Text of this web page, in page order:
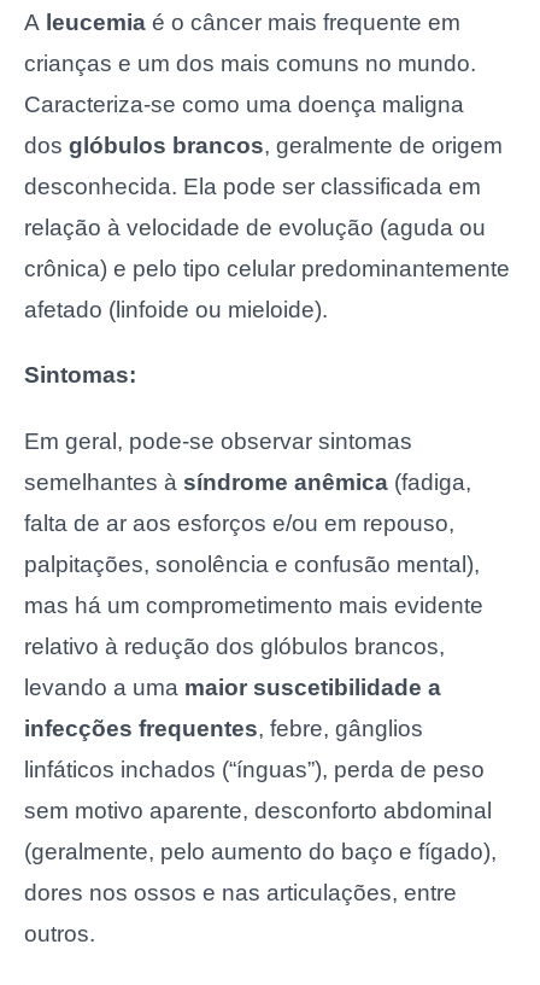
A leucemia é o câncer mais frequente em
crianças e um dos mais comuns no mundo.
Caracteriza-se como uma doença maligna
dos glóbulos brancos, geralmente de origem
desconhecida. Ela pode ser classificada em
relação à velocidade de evolução (aguda ou
crônica) e pelo tipo celular predominantemente
afetado (linfoide ou mieloide).
Sintomas:
Em geral, pode-se observar sintomas
semelhantes à síndrome anêmica (fadiga,
falta de ar aos esforços e/ou em repouso,
palpitações, sonolência e confusão mental),
mas há um comprometimento mais evidente
relativo à redução dos glóbulos brancos,
levando a uma maior suscetibilidade a
infecções frequentes, febre, gânglios
linfáticos inchados (“ínguas”), perda de peso
sem motivo aparente, desconforto abdominal
(geralmente, pelo aumento do baço e fígado),
dores nos ossos e nas articulações, entre
outros.